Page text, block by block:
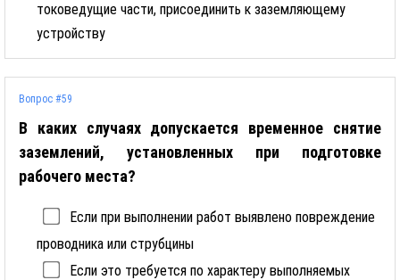
токоведущие части, присоединить к заземляющему
устройству
Вопрос #59
В каких случаях допускается временное снятие
заземлений, установленных при подготовке
рабочего места?
Если при выполнении работ выявлено повреждение
проводника или струбцины
Если это требуется по характеру выполняемых